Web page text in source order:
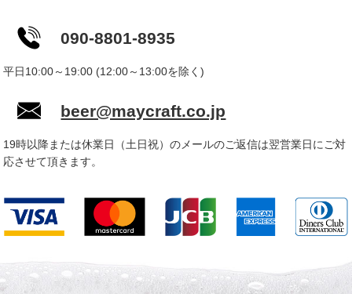
090-8801-8935
平日10:00～19:00 (12:00～13:00を除く)
beer@maycraft.co.jp
19時以降または休業日（土日祝）のメールのご返信は翌営業日にご対
応させて頂きます。